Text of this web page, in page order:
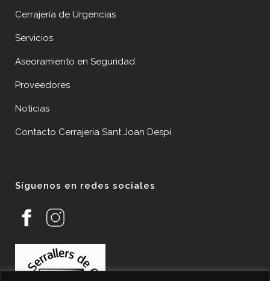
Cerrajería de Urgencias
Servicios
Aseoramiento en Seguridad
Proveedores
Noticias
Contacto Cerrajería Sant Joan Despí
Síguenos en redes sociales